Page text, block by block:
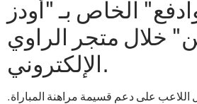
الخاص بـ "أودز
خلال متجر الراوي
الإلكتروني.
على دعم قسيمة مراهنة المباراة.